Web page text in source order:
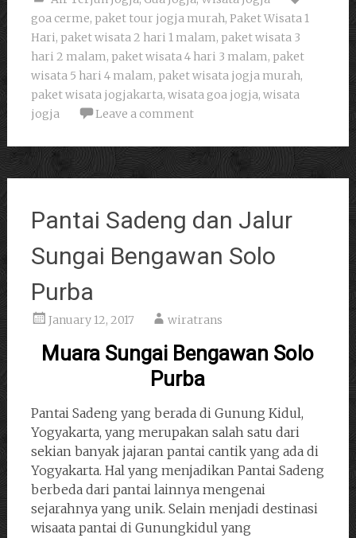
goa cerme, paket tour jogja murah, Paket Wisata 1
Hari, paket wisata 2 hari 1 malam, paket wisata 3
hari 2 malam, paket wisata 4 hari 3 malam, paket
wisata 5 hari 4 malam, paket wisata jogja murah,
paket wisata jogjakarta, wisata goa jogja, wisata
jogja
Leave a comment
Pantai Sadeng dan Jalur
Sungai Bengawan Solo
Purba
January 12, 2017 wiratrans
Muara Sungai Bengawan Solo
Purba
Pantai Sadeng yang berada di Gunung Kidul,
Yogyakarta, yang merupakan salah satu dari
sekian banyak jajaran pantai cantik yang ada di
Yogyakarta. Hal yang menjadikan Pantai Sadeng
berbeda dari pantai lainnya mengenai
sejarahnya yang unik. Selain menjadi destinasi
wisaata pantai di Gunungkidul yang